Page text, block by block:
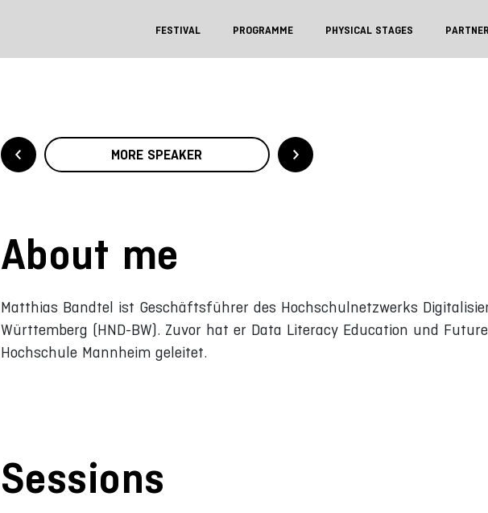
FESTIVAL PROGRAMME PHYSICAL STAGES
MORE SPEAKER
About me
Matthias Bandtel ist Geschäftsführer des Hochschulnetzwerks
Württemberg (HND-BW). Zuvor hat er Data Literacy Education und
Hochschule Mannheim geleitet.
Sessions